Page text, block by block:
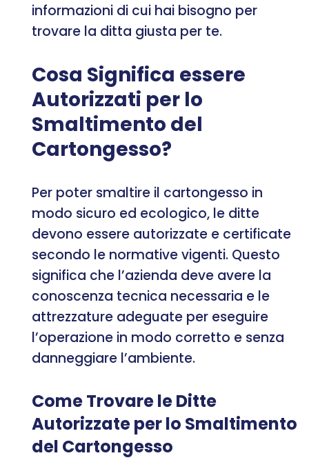
informazioni di cui hai bisogno per
trovare la ditta giusta per te.
Cosa Significa essere
Autorizzati per lo
Smaltimento del
Cartongesso?
Per poter smaltire il cartongesso in
modo sicuro ed ecologico, le ditte
devono essere autorizzate e certificate
secondo le normative vigenti. Questo
significa che l’azienda deve avere la
conoscenza tecnica necessaria e le
attrezzature adeguate per eseguire
l’operazione in modo corretto e senza
danneggiare l’ambiente.
Come Trovare le Ditte
Autorizzate per lo Smaltimento
del Cartongesso